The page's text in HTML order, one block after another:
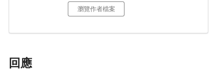
瀏覽作者檔案
回應